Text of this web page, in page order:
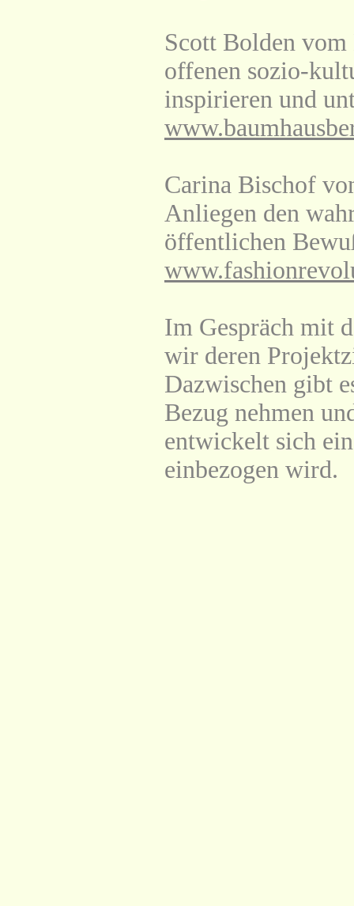
Scott Bolden
offenen sozio-
inspirieren und
Carina Bischof
Anliegen den
öffentlichen
Im Gespräch mit
wir deren
Dazwischen gibt
Bezug nehmen
entwickelt sich
einbezogen wird.